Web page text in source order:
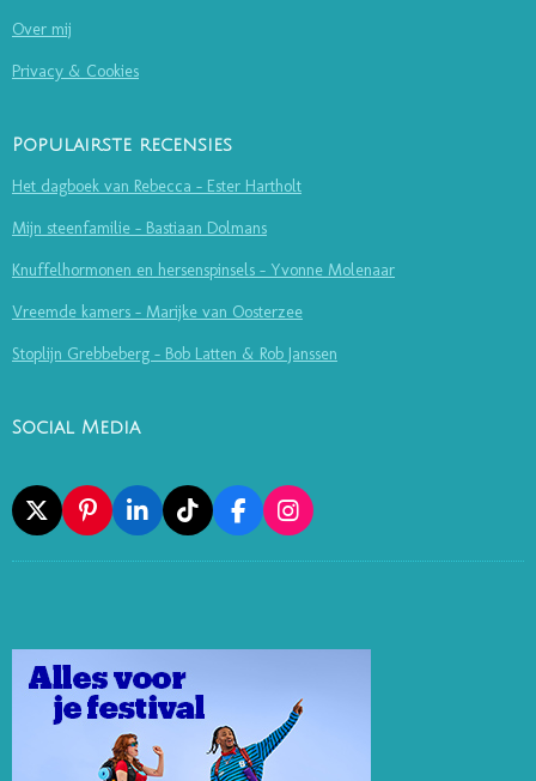
Over mij
Privacy & Cookies
Populairste recensies
Het dagboek van Rebecca - Ester Hartholt
Mijn steenfamilie - Bastiaan Dolmans
Knuffelhormonen en hersenspinsels - Yvonne Molenaar
Vreemde kamers - Marijke van Oosterzee
Stoplijn Grebbeberg - Bob Latten & Rob Janssen
Social Media
X
P
I
N
E
S
T
L
I
N
I
N
T
I
K
F
A
C
O
I
N
S
R
M